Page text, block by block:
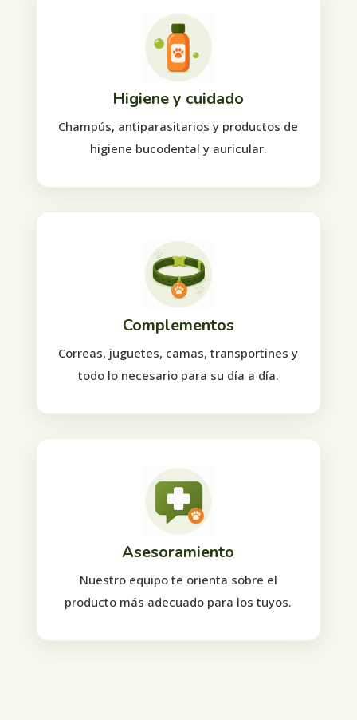
Higiene y cuidado
Champús, antiparasitarios y productos de
higiene bucodental y auricular.
Complementos
Correas, juguetes, camas, transportines y
todo lo necesario para su día a día.
Asesoramiento
Nuestro equipo te orienta sobre el
producto más adecuado para los tuyos.